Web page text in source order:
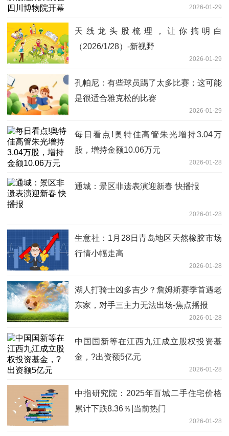
2026-01-29
天线龙头股梳理，让你搞明白
（2026/1/28）-新视野
2026-01-29
孔帕尼：有些球员踢了太多比赛；这可能
是很适合雅克松的比赛
2026-01-29
每日看点!奥特佳高管朱光增持3.04万
股，增持金额10.06万元
2026-01-28
通城：景区非遗表演迎新春 快播报
2026-01-28
生意社：1月28日青岛地区天然橡胶市场
行情小幅走高
2026-01-28
湖人打骑士凶多吉少？詹姆斯赛季首遇老
东家，对手三主力无法出场-焦点播报
2026-01-28
中国国新等在江西九江成立股权投资基
金，?出资额5亿元
2026-01-28
中指研究院：2025年百城二手住宅价格
累计下跌8.36％|当前热门
2026-01-28